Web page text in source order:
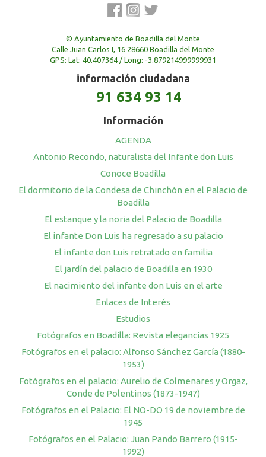
© Ayuntamiento de Boadilla del Monte
Calle Juan Carlos I, 16 28660 Boadilla del Monte
GPS: Lat: 40.407364 / Long: -3.879214999999931
información ciudadana
91 634 93 14
Información
AGENDA
Antonio Recondo, naturalista del Infante don Luis
Conoce Boadilla
El dormitorio de la Condesa de Chinchón en el Palacio de
Boadilla
El estanque y la noria del Palacio de Boadilla
El infante Don Luis ha regresado a su palacio
El infante don Luis retratado en familia
El jardín del palacio de Boadilla en 1930
El nacimiento del infante don Luis en el arte
Enlaces de Interés
Estudios
Fotógrafos en Boadilla: Revista elegancias 1925
Fotógrafos en el palacio: Alfonso Sánchez García (1880-
1953)
Fotógrafos en el palacio: Aurelio de Colmenares y Orgaz,
Conde de Polentinos (1873-1947)
Fotógrafos en el Palacio: El NO-DO 19 de noviembre de
1945
Fotógrafos en el Palacio: Juan Pando Barrero (1915-
1992)